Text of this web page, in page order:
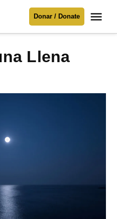
necesitamostu apoyo
Donar / Donate
Llena